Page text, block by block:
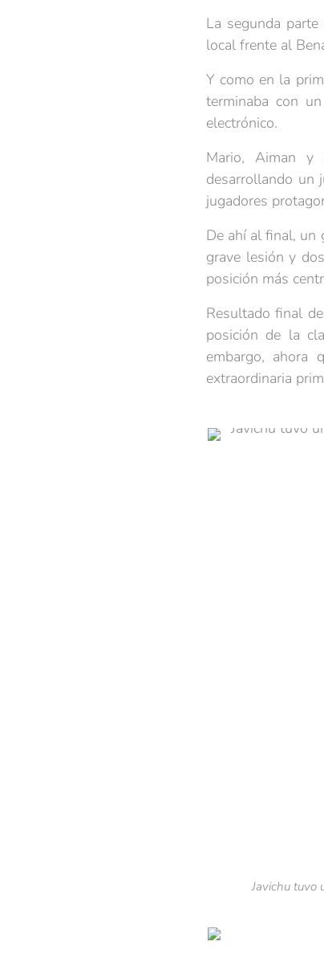
La segunda
local frente al
Y como en la
terminaba con
electrónico.
Mario, Aiman y
desarrollando un
jugadores
De ahí al final, un
grave lesión y
posición más
Resultado final
posición de la
embargo,
extraordinaria
Javichu tuvo